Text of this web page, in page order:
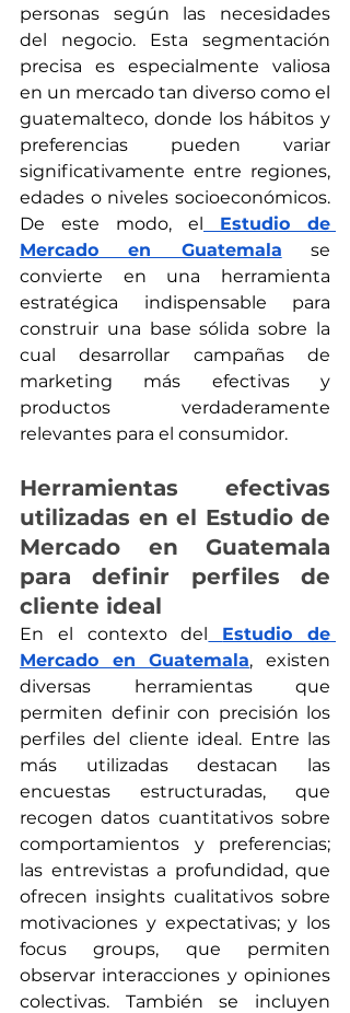
personas según las necesidades
del negocio. Esta segmentación
precisa es especialmente valiosa
en un mercado tan diverso como el
guatemalteco, donde los hábitos y
preferencias pueden variar
significativamente entre regiones,
edades o niveles socioeconómicos.
De este modo, el
Estudio de
Mercado en Guatemala se
convierte en una herramienta
estratégica indispensable para
construir una base sólida sobre la
cual desarrollar campañas de
marketing más efectivas y
productos verdaderamente
relevantes para el consumidor.
Herramientas efectivas
utilizadas en el Estudio de
Mercado en Guatemala
para definir perfiles de
cliente ideal
En el contexto del
Estudio de
Mercado en Guatemala, existen
diversas herramientas que
permiten definir con precisión los
perfiles del cliente ideal. Entre las
más utilizadas destacan las
encuestas estructuradas, que
recogen datos cuantitativos sobre
comportamientos y preferencias;
las entrevistas a profundidad, que
ofrecen insights cualitativos sobre
motivaciones y expectativas; y los
focus groups, que permiten
observar interacciones y opiniones
colectivas. También se incluyen